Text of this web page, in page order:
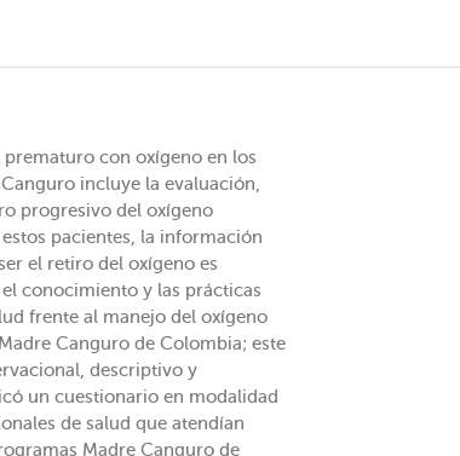
prematuro con oxígeno en los
incluye la evaluación,
progresivo del oxígeno
pacientes, la información
el retiro del oxígeno es
conocimiento y las prácticas
frente al manejo del oxígeno
Canguro de Colombia; este
descriptivo y
un cuestionario en modalidad
de salud que atendían
Madre Canguro de